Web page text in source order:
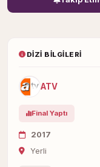
DIZI BILGILERI
ATV
Final Yaptı
2017
Yerli